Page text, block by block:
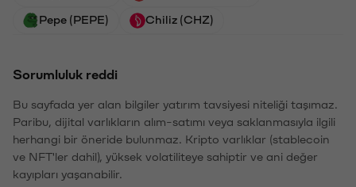
Pepe (PEPE) Chiliz (CHZ)
Sorumluluk reddi
Bu sayfada yer alan bilgiler yatırım tavsiyesi niteliği taşımaz.
Paribu, dijital varlıkların alım-satımı veya saklanmasıyla ilgili
herhangi bir öneride bulunmaz. Kripto varlıklar (stablecoin
ve NFT'ler dahil), yüksek volatiliteye sahiptir ve ani değer
kayıpları yaşanabilir.